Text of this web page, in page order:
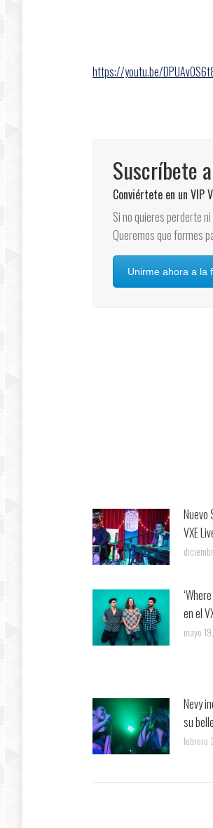
https://youtu.be/
Suscríbete
Conviértete en un VIP
Si no quieres perderte
Queremos que formes
Unirme ahora a la
Nuevo
VXE
en el
mayo
Nevy
su
febrero